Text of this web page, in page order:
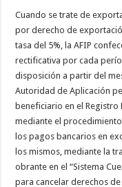
Cuando se trate de
por derecho de
tasa del 5%, la AFIP
rectificativa por cada
disposición a partir del
Autoridad de Aplicación
beneficiario en el Registro
mediante el procedimiento
los pagos bancarios en
los mismos, mediante la
obrante en el “Sistema
para cancelar derechos